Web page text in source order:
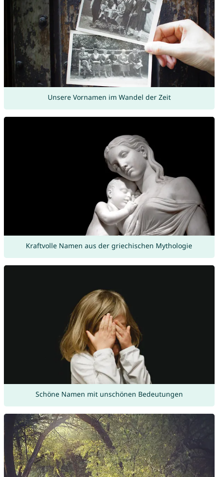
Unsere Vornamen im Wandel der Zeit
Kraftvolle Namen aus der griechischen Mythologie
Schöne Namen mit unschönen Bedeutungen